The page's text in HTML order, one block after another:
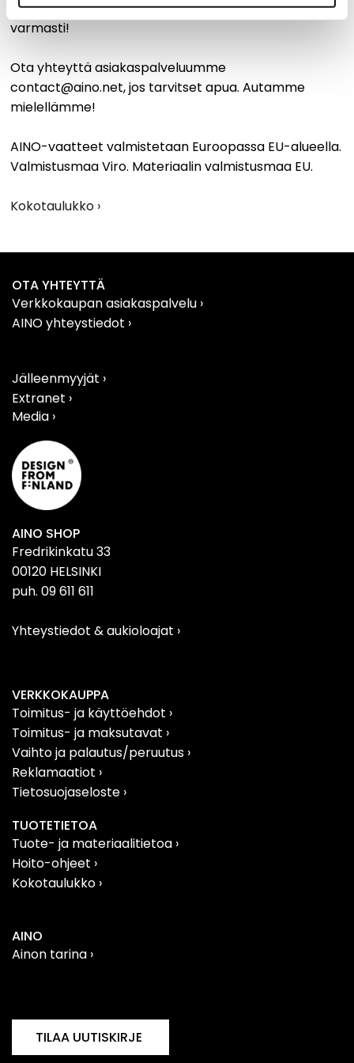
omat mittasi, niin onnistut oikean koon tilaamisessa
varmasti!
Ota yhteyttä asiakaspalveluumme
contact@aino.net, jos tarvitset apua. Autamme
mielellämme!
AINO-vaatteet valmistetaan Euroopassa EU-alueella.
Valmistusmaa Viro. Materiaalin valmistusmaa EU.
Kokotaulukko ›
OTA YHTEYTTÄ
Verkkokaupan asiakaspalvelu ›
AINO yhteystiedot ›
Jälleenmyyjät ›
Extranet ›
Media ›
AINO SHOP
Fredrikinkatu 33
00120 HELSINKI
puh. 09 611 611
Yhteystiedot & aukioloajat ›
VERKKOKAUPPA
Toimitus- ja käyttöehdot ›
Toimitus- ja maksutavat ›
Vaihto ja palautus/peruutus ›
Reklamaatiot ›
Tietosuojaseloste ›
TUOTETIETOA
Tuote- ja materiaalitietoa ›
Hoito-ohjeet ›
Kokotaulukko ›
AINO
Ainon tarina ›
TILAA UUTISKIRJE